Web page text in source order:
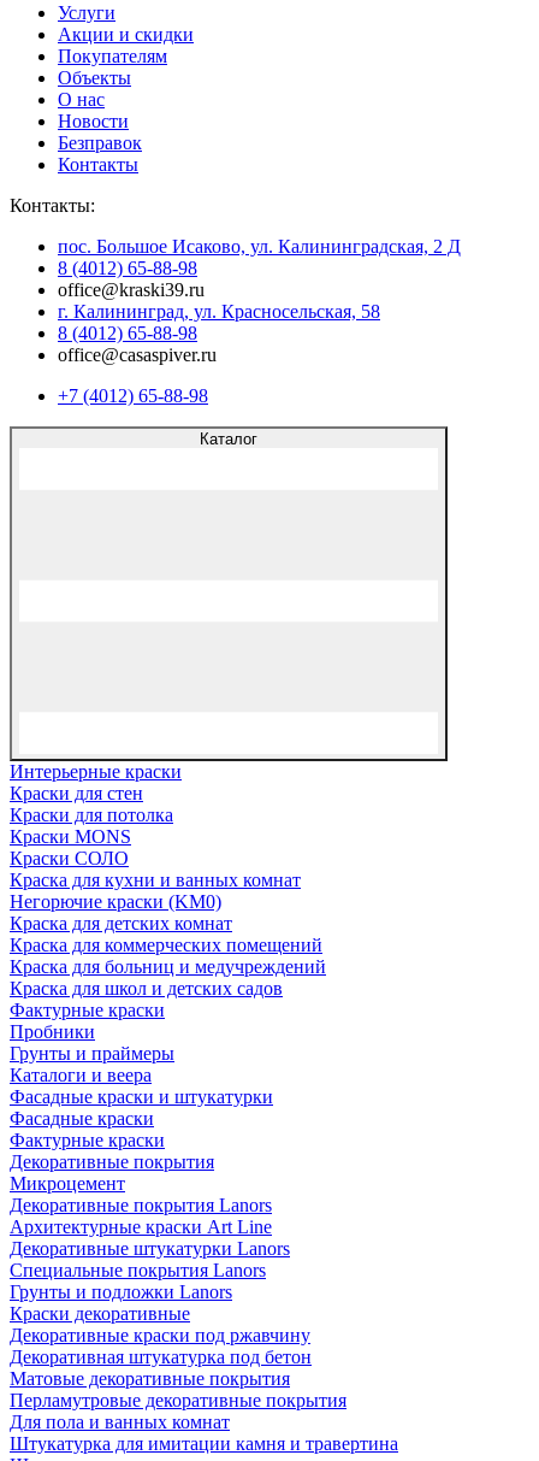
Услуги
Акции и скидки
Покупателям
Объекты
О нас
Новости
Безправок
Контакты
Контакты:
пос. Большое Исаково, ул. Калининградская, 2 Д
8 (4012) 65-88-98
office@kraski39.ru
г. Калининград, ул. Красносельская, 58
8 (4012) 65-88-98
office@casaspiver.ru
+7 (4012) 65-88-98
Каталог
Интерьерные краски
Краски для стен
Краски для потолка
Краски MONS
Краски СОЛО
Краска для кухни и ванных комнат
Негорючие краски (KM0)
Краска для детских комнат
Краска для коммерческих помещений
Краска для больниц и медучреждений
Краска для школ и детских садов
Фактурные краски
Пробники
Грунты и праймеры
Каталоги и веера
Фасадные краски и штукатурки
Фасадные краски
Фактурные краски
Декоративные покрытия
Микроцемент
Декоративные покрытия Lanors
Архитектурные краски Art Line
Декоративные штукатурки Lanors
Специальные покрытия Lanors
Грунты и подложки Lanors
Краски декоративные
Декоративные краски под ржавчину
Декоративная штукатурка под бетон
Матовые декоративные покрытия
Перламутровые декоративные покрытия
Для пола и ванных комнат
Штукатурка для имитации камня и травертина